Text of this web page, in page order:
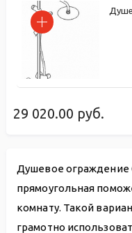
29 020.00 руб.
Душевое ограждение
прямоугольная
комнату. Такой
грамотно